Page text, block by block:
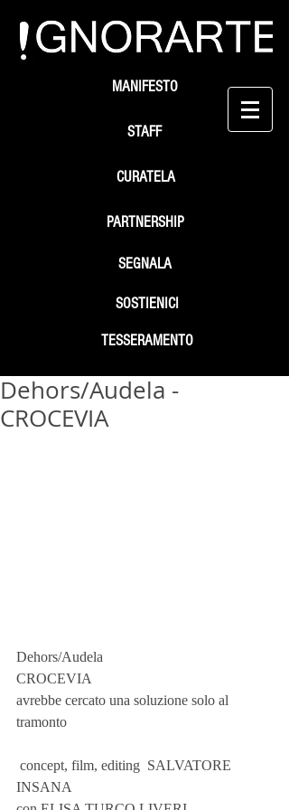
STAFF
SEGNALA
SOSTIENICI
MANIFESTO
PARTNERSHIP
TESSERAMENTO
CURATELA
Dehors/Audela -
CROCEVIA
Dehors/Audela
CROCEVIA
avrebbe cercato una soluzione solo al
tramonto
INSANA